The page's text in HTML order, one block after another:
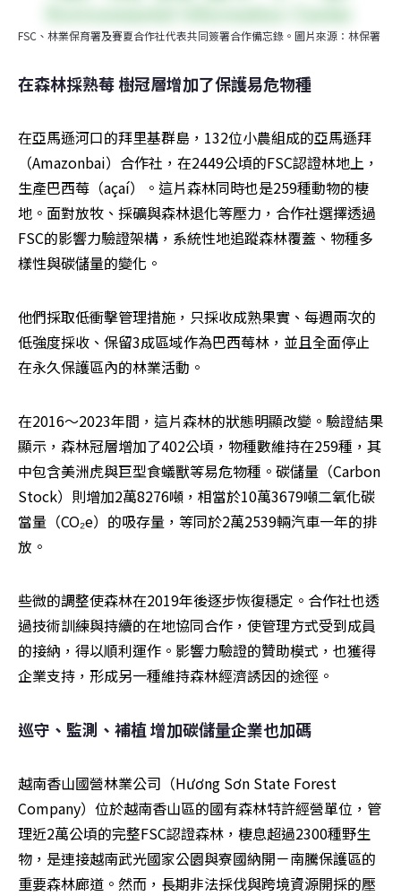
FSC、林業保育署及賽夏合作社代表共同簽署合作備忘錄。圖片來源：林保署
在森林採熟莓 樹冠層增加了保護易危物種
在亞馬遜河口的拜里基群島，132位小農組成的亞馬遜拜
（Amazonbai）合作社，在2449公頃的FSC認證林地上，
生產巴西莓（açaí）。這片森林同時也是259種動物的棲
地。面對放牧、採礦與森林退化等壓力，合作社選擇透過
FSC的影響力驗證架構，系統性地追蹤森林覆蓋、物種多
樣性與碳儲量的變化。
他們採取低衝擊管理措施，只採收成熟果實、每週兩次的
低強度採收、保留3成區域作為巴西莓林，並且全面停止
在永久保護區內的林業活動。
在2016～2023年間，這片森林的狀態明顯改變。驗證結果
顯示，森林冠層增加了402公頃，物種數維持在259種，其
中包含美洲虎與巨型食蟻獸等易危物種。碳儲量（Carbon
Stock）則增加2萬8276噸，相當於10萬3679噸二氧化碳
當量（CO₂e）的吸存量，等同於2萬2539輛汽車一年的排
放。
些微的調整使森林在2019年後逐步恢復穩定。合作社也透
過技術訓練與持續的在地協同合作，使管理方式受到成員
的接納，得以順利運作。影響力驗證的贊助模式，也獲得
企業支持，形成另一種維持森林經濟誘因的途徑。
巡守、監測、補植 增加碳儲量企業也加碼
越南香山國營林業公司（Hương Sơn State Forest
Company）位於越南香山區的國有森林特許經營單位，管
理近2萬公頃的完整FSC認證森林，棲息超過2300種野生
物，是連接越南武光國家公園與寮國納開－南騰保護區的
重要森林廊道。然而，長期非法採伐與跨境資源開採的壓